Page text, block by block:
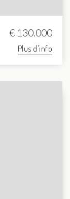
€ 130.000
Plus d'info